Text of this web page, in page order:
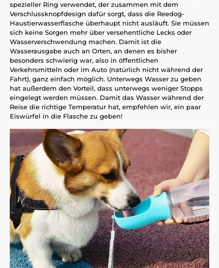
spezieller Ring verwendet, der zusammen mit dem
Verschlussknopfdesign dafür sorgt, dass die Reedog-
Haustierwasserflasche überhaupt nicht ausläuft. Sie müssen
sich keine Sorgen mehr über versehentliche Lecks oder
Wasserverschwendung machen. Damit ist die
Wasserausgabe auch an Orten, an denen es bisher
besonders schwierig war, also in öffentlichen
Verkehrsmitteln oder im Auto (natürlich nicht während der
Fahrt), ganz einfach möglich. Unterwegs Wasser zu geben
hat außerdem den Vorteil, dass unterwegs weniger Stopps
eingelegt werden müssen. Damit das Wasser während der
Reise die richtige Temperatur hat, empfehlen wir, ein paar
Eiswürfel in die Flasche zu geben!